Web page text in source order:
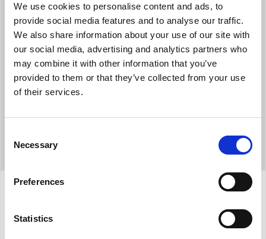
We use cookies to personalise content and ads, to
provide social media features and to analyse our traffic.
We also share information about your use of our site with
our social media, advertising and analytics partners who
may combine it with other information that you’ve
provided to them or that they’ve collected from your use
of their services.
Selection
Necessary
Preferences
Statistics
ΕΝΣΩΜΑΤΩΜΈΝΟΣ ΧΡΟΝΟΔΙΑΚΌΠΤΗΣ
Προγραμματισμός αυτόματης απενεργοποίησης έως και 12
ώρες
Προδιαγραφές